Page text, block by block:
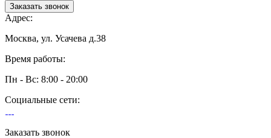
Заказать звонок
Адрес:
Москва, ул. Усачева д.38
Время работы:
Пн - Вс: 8:00 - 20:00
Социальные сети:
Заказать звонок